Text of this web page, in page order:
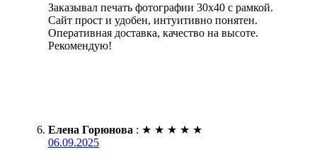
Заказывал печать фотографии 30х40 с рамкой.
Сайт прост и удобен, интуитивно понятен.
Оперативная доставка, качество на высоте.
Рекомендую!
Елена Горюнова : ★ ★ ★ ★ ★
06.09.2025